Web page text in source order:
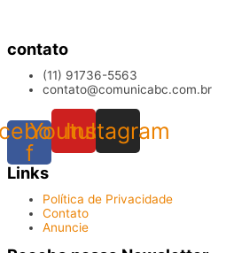
contato
(11) 91736-5563
contato@comunicabc.com.br
f
Youtube
Instagram
Links
Política de Privacidade
Contato
Anuncie